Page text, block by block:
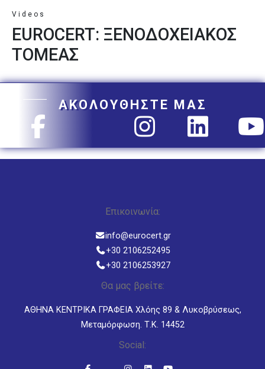
Videos
EUROCERT: ΞΕΝΟΔΟΧΕΙΑΚΟΣ
ΤΟΜΕΑΣ
ΑΚΟΛΟΥΘΗΣΤΕ ΜΑΣ
Επικοινωνία:
info@eurocert.gr
+30 2106252495
+30 2106253927
Θα μας βρείτε:
ΑΘΗΝΑ ΚΕΝΤΡΙΚΑ ΓΡΑΦΕΙΑ Χλόης 89 & Λυκοβρύσεως,
Μεταμόρφωση. Τ.Κ. 14452
Social: